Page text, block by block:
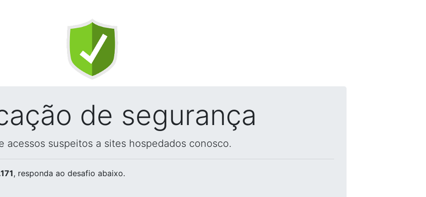
de segurança
acessos suspeitos a sites hospedados conosco.
, responda ao desafio abaixo.